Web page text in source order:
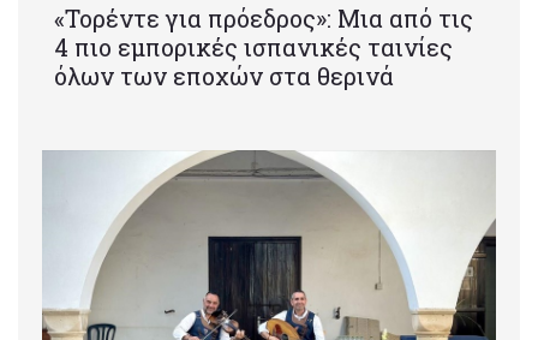
«Τορέντε για πρόεδρος»: Mια από τις
4 πιο εμπορικές ισπανικές ταινίες
όλων των εποχών στα θερινά